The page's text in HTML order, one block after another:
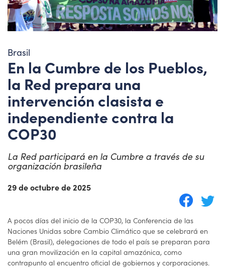
Brasil
En la Cumbre de los Pueblos,
la Red prepara una
intervención clasista e
independiente contra la
COP30
La Red participará en la Cumbre a través de su
organización brasileña
29 de octubre de 2025
A pocos días del inicio de la COP30, la Conferencia de las
Naciones Unidas sobre Cambio Climático que se celebrará en
Belém (Brasil), delegaciones de todo el país se preparan para
una gran movilización en la capital amazónica, como
contrapunto al encuentro oficial de gobiernos y corporaciones.